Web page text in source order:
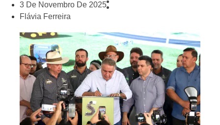
3 De Novembro De 2025
Flávia Ferreira